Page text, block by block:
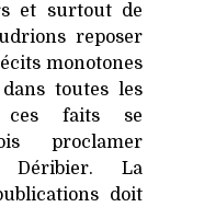
et surtout de
reposer
monotones
toutes les
ces faits se
proclamer
La
doit